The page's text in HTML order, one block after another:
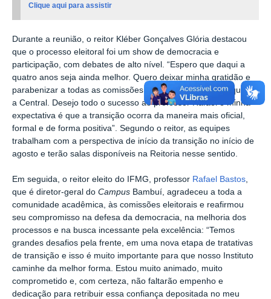
Clique aqui para assistir
Durante a reunião, o reitor Kléber Gonçalves Glória destacou
que o processo eleitoral foi um show de democracia e
participação, com debates de alto nível. “Espero que daqui a
quatro anos seja ainda melhor. Quero deixar minha gratidão e
parabenizar a todas as comissões eleitorais, tanto locais quanto
a Central. Desejo todo o sucesso ao professor Rafael e minha
expectativa é que a transição ocorra da maneira mais oficial,
formal e de forma positiva”. Segundo o reitor, as equipes
trabalham com a perspectiva de início da transição no início de
agosto e terão salas disponíveis na Reitoria nesse sentido.
Em seguida, o reitor eleito do IFMG, professor Rafael Bastos
que é diretor-geral do Campus Bambuí, agradeceu a toda a
comunidade acadêmica, às comissões eleitorais e reafirmou
seu compromisso na defesa da democracia, na melhoria dos
processos e na busca incessante pela excelência: “Temos
grandes desafios pela frente, em uma nova etapa de tratativas
de transição e isso é muito importante para que nosso Instituto
caminhe da melhor forma. Estou muito animado, muito
comprometido e, com certeza, não faltarão empenho e
dedicação para retribuir essa confiança depositada no meu